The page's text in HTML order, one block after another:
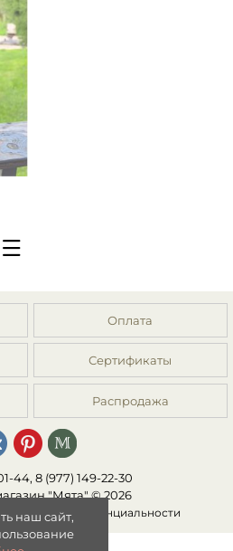
Оплата
Сертификаты
Распродажа
44, 8 (977) 149-22-30
"Мята" © 2026
конфиденциальности
наш сайт,